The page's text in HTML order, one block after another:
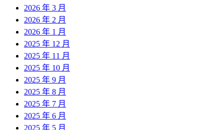
2026 年 3 月
2026 年 2 月
2026 年 1 月
2025 年 12 月
2025 年 11 月
2025 年 10 月
2025 年 9 月
2025 年 8 月
2025 年 7 月
2025 年 6 月
2025 年 5 月